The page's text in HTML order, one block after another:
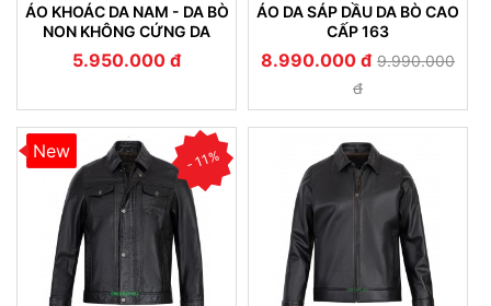
ÁO KHOÁC DA NAM - DA BÒ
NON KHÔNG CỨNG DA
(107)
5.950.000 đ
ÁO DA SÁP DẦU DA BÒ CAO
CẤP 163
8.990.000 đ 9.990.000
đ
New - 11%